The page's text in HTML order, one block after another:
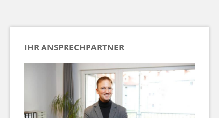
IHR ANSPRECHPARTNER